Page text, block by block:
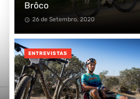
Brôco
26 de Setembro, 2020
ENTREVISTAS